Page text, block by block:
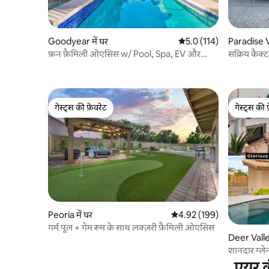
Goodyear में घर औसत रेटिंग 5 में से 5.0, 114
5.0 (114)
फ़न फ़ैमिली ओएसिस w/ Pool, Spa, EV और
Paradise
सक्रिय
गेस्ट्स की फ़ेवरेट
गेस्ट्स की फ़ेवरेट
Peoria में घर औसत रेटिंग 5 में से 4.92, 199
4.92 (199)
गर्म पूल + गेम रूम के साथ लक्ज़री फ़ैमिली ओएसिस
गेस्ट्स की
गेस्ट्स की
Deer
शानदार